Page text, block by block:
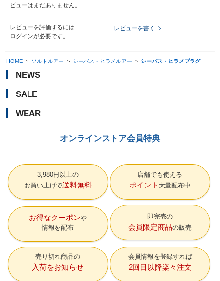
ビューはまだありません。
レビューを評価するには
ログインが必要です。
レビューを書く
HOME > ソルトルアー > シーバス・ヒラメルアー > シーバス・ヒラメプラグ
NEWS
SALE
WEAR
オンラインストア会員特典
3,980円以上の
お買い上げで送料無料
店舗でも使える
ポイント 大量配布中
お得なクーポン
情報を配布
即完売の
会員限定商品の販売
売り切れ商品の
入荷をお知らせ
会員情報を登録すれば
2回目以降楽々注文